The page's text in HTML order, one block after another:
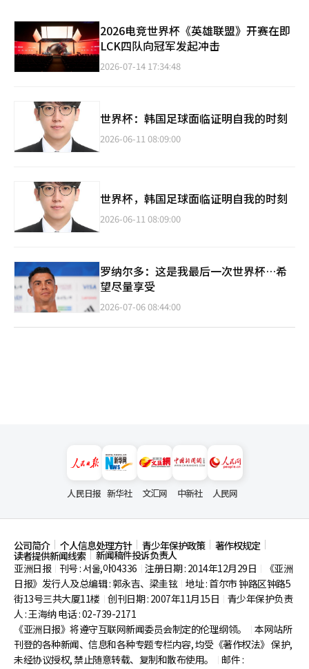
2026电竞世界杯《英雄联盟》开赛在即
LCK四队向冠军发起冲击
2026-07-14 17:34:48
世界杯：韩国足球面临证明自我的时刻
2026-06-11 08:09:00
世界杯，韩国足球面临证明自我的时刻
2026-06-11 08:09:00
罗纳尔多：这是我最后一次世界杯…希
望尽量享受
2026-07-06 08:44:00
人民日报 新华社 文汇网 中新社 人民网
公司简介 个人信息处理方针 青少年保护政策 著作权规定
读者提供新闻线索
新闻稿件投诉负责人
亚洲日报
刊号 : 서울,아04336 注册日期 : 2014年12月29日
《亚洲
日报》发行人及总编辑 : 郭永吉、梁圭铉 地址 : 首尔市钟路区钟路5
街13号三共大厦11楼 创刊日期 : 2007年11月15日
青少年保护负责
人 : 王海纳 电话 : 02-739-2171
《亚洲日报》将遵守互联网新闻委员会制定的伦理纲领。
本网站所
刊登的各种新闻、信息和各种专题专栏内容, 均受《著作权法》 保护,
未经协议授权, 禁止随意转载、复制和散布使用。
邮件 :